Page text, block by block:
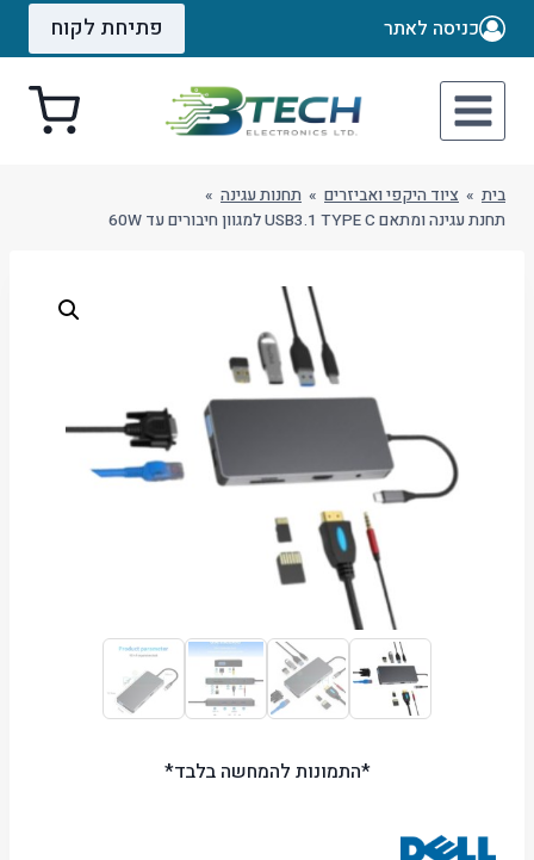
Skip
כניסה לאתר פתיחת לקוח
בית » ציוד היקפי ואביזרים » תחנות עגינה »
תחנת עגינה ומתאם USB3.1 TYPE C למגוון חיבורים עד 60W
*התמונות להמחשה בלבד*